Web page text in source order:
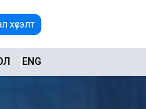
хүсэлт
ENG